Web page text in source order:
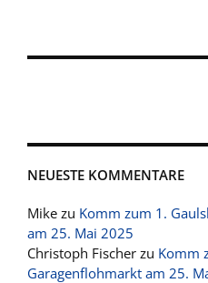
NEUESTE KOMMENTARE
Mike zu Komm zum 1.
am 25. Mai 2025
Christoph Fischer zu Komm
Garagenflohmarkt am 25.